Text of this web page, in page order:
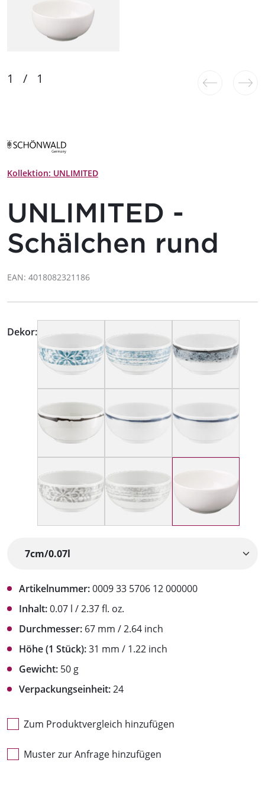
Kollektion: UNLIMITED
UNLIMITED -
Schälchen rund
EAN: 4018082321186
Dekor:
Artikelnummer:0009 33 5706 12 000000
Inhalt:0.07 l / 2.37 fl. oz.
Durchmesser: 67 mm / 2.64 inch
Höhe (1 Stück):31 mm / 1.22 inch
Gewicht: 50 g
Verpackungseinheit:24
Zum Produktvergleich hinzufügen
Muster zur Anfrage hinzufügen